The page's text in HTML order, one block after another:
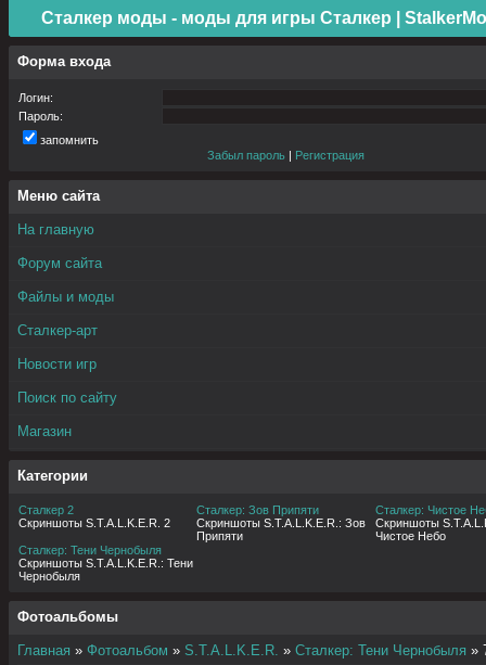
Сталкер моды - моды для игры Сталкер |
Форма входа
Логин:
Пароль:
запомнить
Забыл пароль | Регистрация
Меню сайта
На главную
Форум сайта
Файлы и моды
Сталкер-арт
Новости игр
Поиск по сайту
Магазин
Категории
Сталкер 2
Скриншоты S.T.A.L.K.E.R. 2
Сталкер: Зов Припяти
Скриншоты S.T.A.L.K.E.R.: Зов
Припяти
Сталкер: Чистое
Скриншоты
Чистое Небо
Сталкер: Тени Чернобыля
Скриншоты S.T.A.L.K.E.R.: Тени
Чернобыля
Фотоальбомы
Главная » Фотоальбом » S.T.A.L.K.E.R. » Сталкер: Тени Чернобыля »